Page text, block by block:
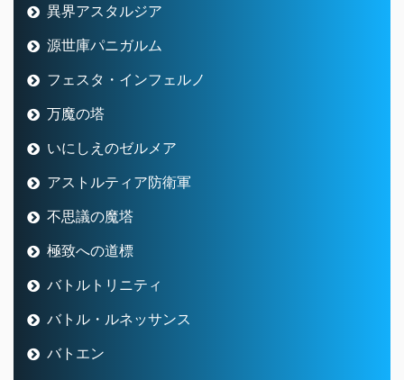
異界アスタルジア
源世庫パニガルム
フェスタ・インフェルノ
万魔の塔
いにしえのゼルメア
アストルティア防衛軍
不思議の魔塔
極致への道標
バトルトリニティ
バトル・ルネッサンス
バトエン